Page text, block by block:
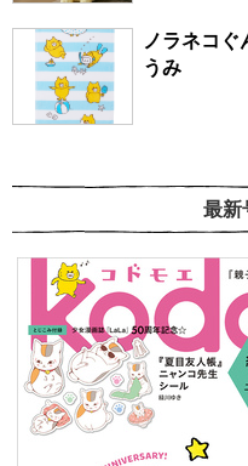
ノラネコ
うみ
最新